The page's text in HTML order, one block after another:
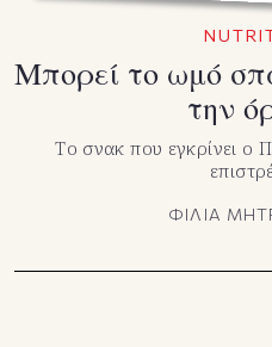
Mπορεί το ωμό
την
Το σνακ που εγκρίνει ο
ΦΙΛΙΑ